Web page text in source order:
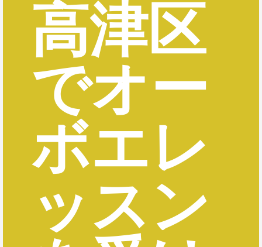
高津区
でオー
ボエレ
ッスン